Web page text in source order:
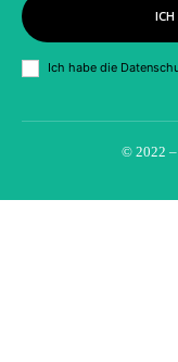
Ich habe die
© 2022